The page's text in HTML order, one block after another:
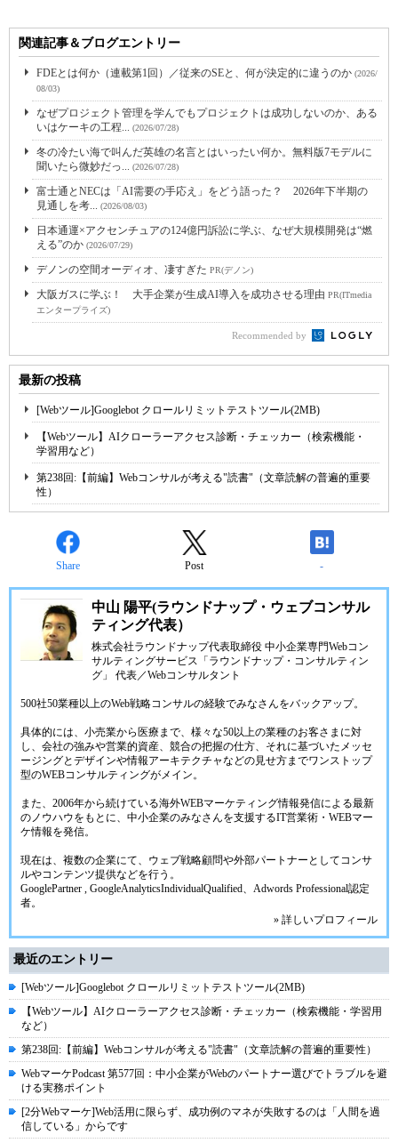
関連記事＆ブログエントリー
FDEとは何か（連載第1回）／従来のSEと、何が決定的に違うのか (2026/
08/03)
なぜプロジェクト管理を学んでもプロジェクトは成功しないのか、ある
いはケーキの工程...
(2026/07/28)
冬の冷たい海で叫んだ英雄の名言とはいったい何か。無料版7モデルに
聞いたら微妙だっ...
(2026/07/28)
富士通とNECは「AI需要の手応え」をどう語った？ 2026年下半期の
見通しを考...
(2026/08/03)
日本通運×アクセンチュアの124億円訴訟に学ぶ、なぜ大規模開発は“燃
える”のか (2026/07/29)
デノンの空間オーディオ、凄すぎた PR(デノン)
大阪ガスに学ぶ！ 大手企業が生成AI導入を成功させる理由 PR(ITmedia
エンタープライズ)
Recommended by
最新の投稿
[Webツール]Googlebot クロールリミットテストツール(2MB)
【Webツール】AIクローラーアクセス診断・チェッカー（検索機能・
学習用など）
第238回:【前編】Webコンサルが考える"読書"（文章読解の普遍的重要
性）
Share Post -
中山 陽平(ラウンドナップ・ウェブコンサル
ティング代表）
株式会社ラウンドナップ代表取締役 中小企業専門Webコン
サルティングサービス「ラウンドナップ・コンサルティン
グ」 代表／Webコンサルタント
500社50業種以上のWeb戦略コンサルの経験でみなさんをバックアップ。
具体的には、小売業から医療まで、様々な50以上の業種のお客さまに対
し、会社の強みや営業的資産、競合の把握の仕方、それに基づいたメッセ
ージングとデザインや情報アーキテクチャなどの見せ方までワンストップ
型のWEBコンサルティングがメイン。
また、2006年から続けている海外WEBマーケティング情報発信による最新
のノウハウをもとに、中小企業のみなさんを支援するIT営業術・WEBマー
ケ情報を発信。
現在は、複数の企業にて、ウェブ戦略顧問や外部パートナーとしてコンサ
ルやコンテンツ提供などを行う。
GooglePartner , GoogleAnalyticsIndividualQualified、Adwords Professional認定
者。
» 詳しいプロフィール
最近のエントリー
[Webツール]Googlebot クロールリミットテストツール(2MB)
【Webツール】AIクローラーアクセス診断・チェッカー（検索機能・学習用
など）
第238回:【前編】Webコンサルが考える"読書"（文章読解の普遍的重要性）
WebマーケPodcast 第577回：中小企業がWebのパートナー選びでトラブルを避
ける実務ポイント
[2分Webマーケ]Web活用に限らず、成功例のマネが失敗するのは「人間を過
信している」からです